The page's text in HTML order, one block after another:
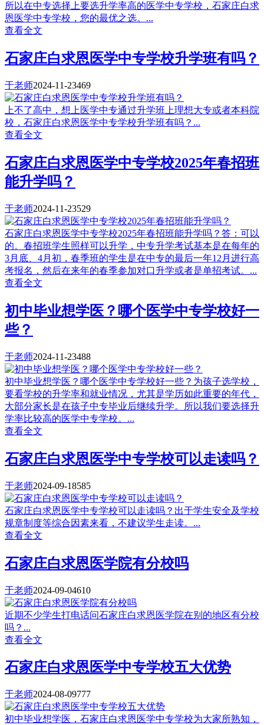
所以在中专选择上要选升学率高的医学中专学校，石家庄白求
恩医学中专学校，您的最优之选。...
查看全文
石家庄白求恩医学中专学校升学班有吗？
于老师2024-11-23469
上不了高中，想上医学中专通过升学班上理想大专或者本科院
校，石家庄白求恩医学中专学校升学班有吗？...
查看全文
石家庄白求恩医学中专学校2025年春招班
能升学吗？
于老师2024-11-23529
石家庄白求恩医学中专学校2025年春招班能升学吗？答：可以
的。春招班学生照样可以升学，中专升学考试基本是在每年的
3月底、4月初，春季班的学生是在中专的最后一年12月进行高
考报名，然后在来年的春季参加对口升学或者是单招考试。...
查看全文
初中毕业想学医？哪个医学中专学校好一
些？
于老师2024-11-23488
初中毕业想学医？哪个医学中专学校好一些？为孩子选学校，
要看学校的升学率和就业情况，尤其是学历如此重要的年代，
大部分家长是在孩子中专毕业后继续升学。所以我们要选择升
学率比较高的医学中专学校。...
查看全文
石家庄白求恩医学中专学校可以走读吗？
于老师2024-09-18585
石家庄白求恩医学中专学校可以走读吗？出于学生安全及学校
规章制度等综合因素来看，不建议学生走读。...
查看全文
石家庄白求恩医学院有分校吗
于老师2024-09-04610
近期不少学生打电话问石家庄白求恩医学院在别的地区有分校
吗？...
查看全文
石家庄白求恩医学中专学校五大优势
于老师2024-08-09777
初中毕业想学医，石家庄白求恩医学中专学校为大家所熟知，